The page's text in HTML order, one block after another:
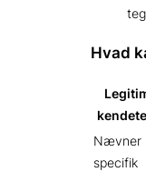
Hvad
Nævner
specifik